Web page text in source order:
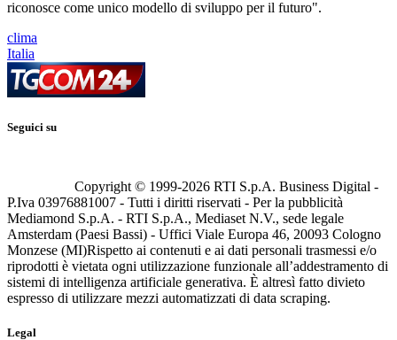
riconosce come unico modello di sviluppo per il futuro".
clima
Italia
Seguici su
Copyright © 1999-2026 RTI S.p.A. Business Digital -
P.Iva 03976881007 - Tutti i diritti riservati - Per la pubblicità
Mediamond S.p.A. - RTI S.p.A., Mediaset N.V., sede legale
Amsterdam (Paesi Bassi) - Uffici Viale Europa 46, 20093 Cologno
Monzese (MI)Rispetto ai contenuti e ai dati personali trasmessi e/o
riprodotti è vietata ogni utilizzazione funzionale all’addestramento di
sistemi di intelligenza artificiale generativa. È altresì fatto divieto
espresso di utilizzare mezzi automatizzati di data scraping.
Legal